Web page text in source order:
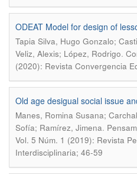
ODEAT Model for design of
Tapia Silva, Hugo Gonzalo;
Veliz, Alexis; López, Rodrigo.
(2020): Revista Convergencia
Old age desigual social issue
Manes, Romina Susana;
Sofía; Ramírez, Jimena.
Vol. 5 Núm. 1 (2019): Revista
Interdisciplinaria; 46-59